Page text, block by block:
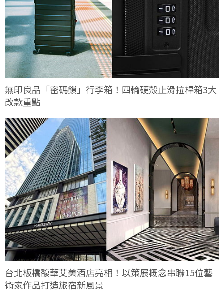
無印良品「密碼鎖」行李箱！四輪硬殼止滑拉桿箱3大
改款重點
台北板橋馥華艾美酒店亮相！以策展概念串聯15位藝
術家作品打造旅宿新風景